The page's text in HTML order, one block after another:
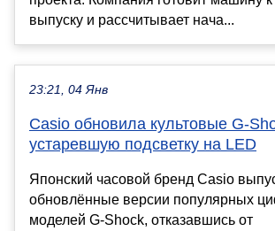
выпуску и рассчитывает нача...
23:21, 04 Янв
Casio обновила культовые G-
устаревшую подсветку на LED
Японский часовой бренд Casio
обновлённые версии популярных
моделей G-Shock, отказавшись от